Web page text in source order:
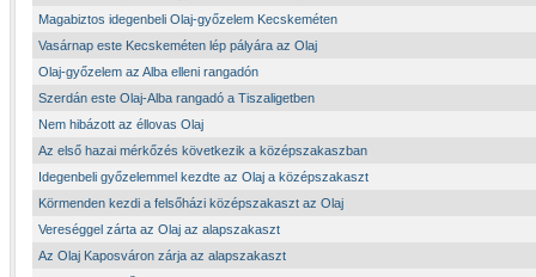
Magabiztos idegenbeli Olaj-győzelem Kecskeméten
Vasárnap este Kecskeméten lép pályára az Olaj
Olaj-győzelem az Alba elleni rangadón
Szerdán este Olaj-Alba rangadó a Tiszaligetben
Nem hibázott az éllovas Olaj
Az első hazai mérkőzés következik a középszakaszban
Idegenbeli győzelemmel kezdte az Olaj a középszakaszt
Körmenden kezdi a felsőházi középszakaszt az Olaj
Vereséggel zárta az Olaj az alapszakaszt
Az Olaj Kaposváron zárja az alapszakaszt